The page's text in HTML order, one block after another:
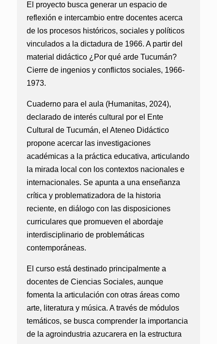
El proyecto busca generar un espacio de
reflexión e intercambio entre docentes acerca
de los procesos históricos, sociales y políticos
vinculados a la dictadura de 1966. A partir del
material didáctico ¿Por qué arde Tucumán?
Cierre de ingenios y conflictos sociales, 1966-
1973.
Cuaderno para el aula (Humanitas, 2024),
declarado de interés cultural por el Ente
Cultural de Tucumán, el Ateneo Didáctico
propone acercar las investigaciones
académicas a la práctica educativa, articulando
la mirada local con los contextos nacionales e
internacionales. Se apunta a una enseñanza
crítica y problematizadora de la historia
reciente, en diálogo con las disposiciones
curriculares que promueven el abordaje
interdisciplinario de problemáticas
contemporáneas.
El curso está destinado principalmente a
docentes de Ciencias Sociales, aunque
fomenta la articulación con otras áreas como
arte, literatura y música. A través de módulos
temáticos, se busca comprender la importancia
de la agroindustria azucarera en la estructura